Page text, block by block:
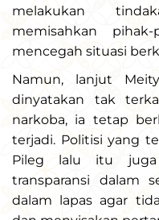
melakukan
memisahkan
mencegah situasi
Namun, lanjut
dinyatakan tak
narkoba, ia tetap
terjadi. Politisi yang
Pileg lalu itu juga
transparansi dalam
dalam lapas agar